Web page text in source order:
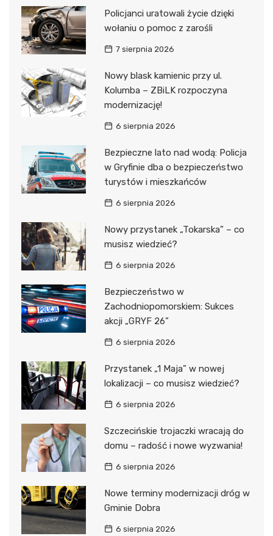
Policjanci uratowali życie dzięki
wołaniu o pomoc z zarośli
7 sierpnia 2026
Nowy blask kamienic przy ul.
Kolumba – ZBiLK rozpoczyna
modernizację!
6 sierpnia 2026
Bezpieczne lato nad wodą: Policja
w Gryfinie dba o bezpieczeństwo
turystów i mieszkańców
6 sierpnia 2026
Nowy przystanek „Tokarska” – co
musisz wiedzieć?
6 sierpnia 2026
Bezpieczeństwo w
Zachodniopomorskiem: Sukces
akcji „GRYF 26”
6 sierpnia 2026
Przystanek „1 Maja” w nowej
lokalizacji – co musisz wiedzieć?
6 sierpnia 2026
Szczecińskie trojaczki wracają do
domu – radość i nowe wyzwania!
6 sierpnia 2026
Nowe terminy modernizacji dróg w
Gminie Dobra
6 sierpnia 2026